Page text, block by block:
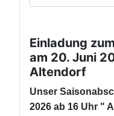
Einladung
am 20. Juni
Altendorf
Unser
2026 ab 16 Uhr "